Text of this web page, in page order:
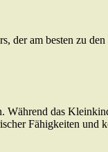
der am besten zu
Während das
Fähigkeiten und